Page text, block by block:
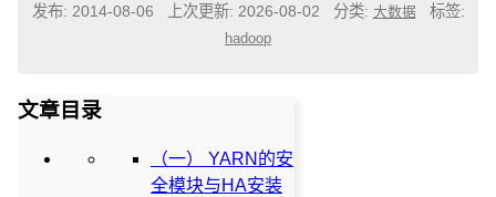
发布: 2014-08-06 上次更新: 2026-08-02 分类: 大数据 标签:
hadoop
文章目录
（一） YARN的安
全模块与HA安装